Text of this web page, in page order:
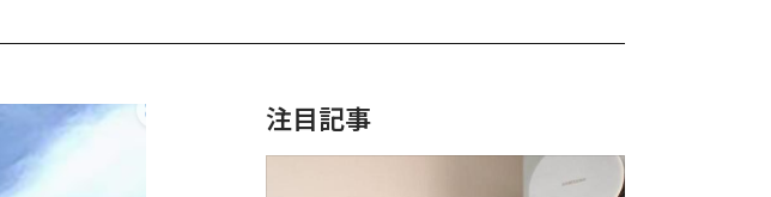
注目記事